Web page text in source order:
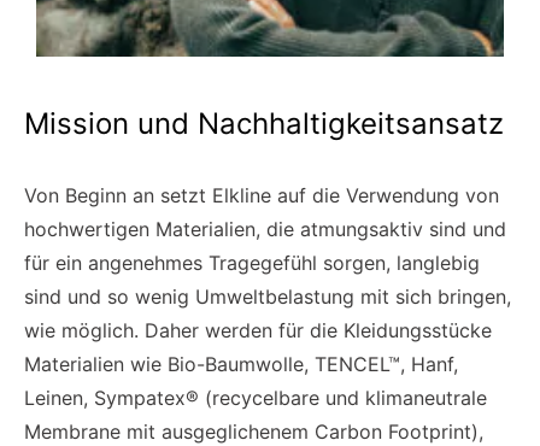
Mission und Nachhaltigkeitsansatz
Von Beginn an setzt Elkline auf die Verwendung von
hochwertigen Materialien, die atmungsaktiv sind und
für ein angenehmes Tragegefühl sorgen, langlebig
sind und so wenig Umweltbelastung mit sich bringen,
wie möglich. Daher werden für die Kleidungsstücke
Materialien wie Bio-Baumwolle, TENCEL™, Hanf,
Leinen, Sympatex® (recycelbare und klimaneutrale
Membrane mit ausgeglichenem Carbon Footprint),